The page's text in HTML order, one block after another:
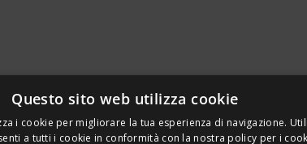
Questo sito web utilizza cookie
i cookie per migliorare la tua esperienza di navigazione.
a tutti i cookie in conformità con la nostra policy per i